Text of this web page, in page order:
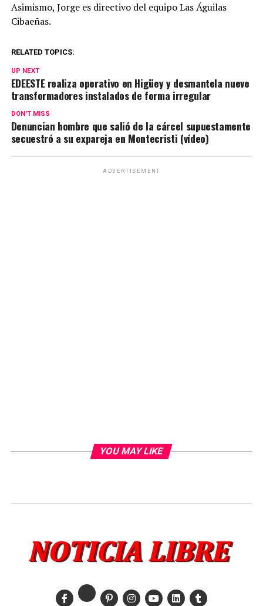
Asimismo, Jorge es directivo del equipo Las Águilas
Cibaeñas.
RELATED TOPICS:
UP NEXT
EDEESTE realiza operativo en Higüey y desmantela nueve
transformadores instalados de forma irregular
DON'T MISS
Denuncian hombre que salió de la cárcel supuestamente
secuestró a su expareja en Montecristi (vídeo)
ADVERTISEMENT
YOU MAY LIKE